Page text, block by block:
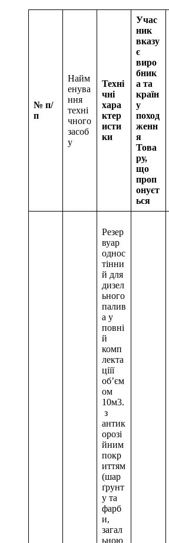
№ п/
п
Найм
енува
ння
техні
чного
засоб
у
Техні
чні
хара
ктер
исти
ки
Учас
ник
вказу
є
виро
бник
а та
країн
у
поход
женн
я
Това
ру,
що
проп
онуєт
ься
Резер
вуар
однос
тінни
й для
дизел
ьного
палив
а у
повні
й
комп
лекта
ціїї
об’єм
ом
10м3.
з
антик
орозі
йним
покр
иттям
(шар
ґрунт
у та
фарб
и,
загал
ьною